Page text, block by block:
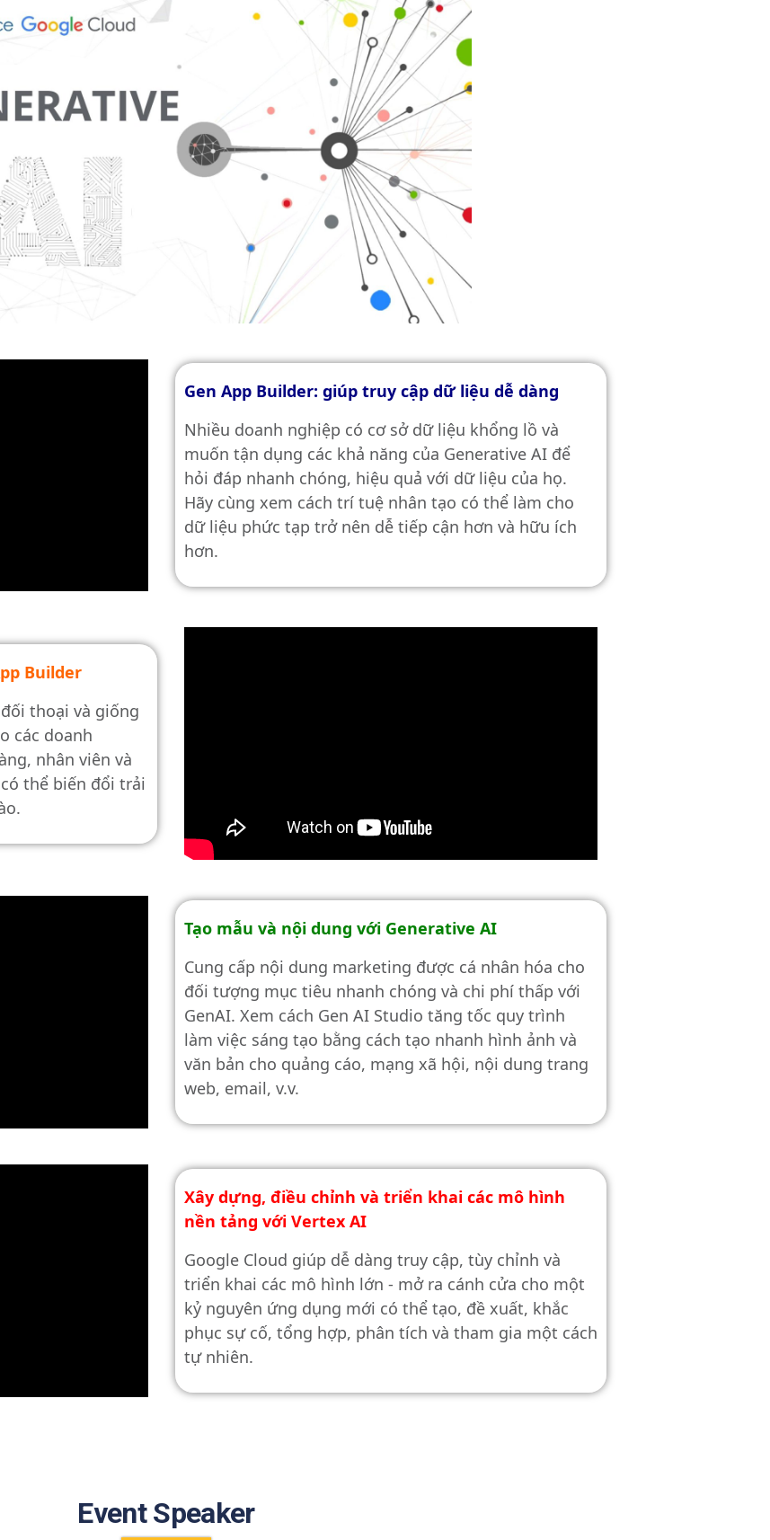
Gen App Builder: giúp truy cập dữ liệu dễ dàng
Nhiều doanh nghiệp có cơ sở dữ liệu khổng lồ và
muốn tận dụng các khả năng của Generative AI để
hỏi đáp nhanh chóng, hiệu quả với dữ liệu của họ.
Hãy cùng xem cách trí tuệ nhân tạo có thể làm cho
dữ liệu phức tạp trở nên dễ tiếp cận hơn và hữu ích
hơn.
Builder
thoại và giống
các doanh
nhân viên và
thể biến đổi trải
Tạo mẫu và nội dung với Generative AI
Cung cấp nội dung marketing được cá nhân hóa cho
đối tượng mục tiêu nhanh chóng và chi phí thấp với
GenAI. Xem cách Gen AI Studio tăng tốc quy trình
làm việc sáng tạo bằng cách tạo nhanh hình ảnh và
văn bản cho quảng cáo, mạng xã hội, nội dung trang
web, email, v.v.
Xây dựng, điều chỉnh và triển khai các mô hình
nền tảng với Vertex AI
Google Cloud giúp dễ dàng truy cập, tùy chỉnh và
triển khai các mô hình lớn - mở ra cánh cửa cho một
kỷ nguyên ứng dụng mới có thể tạo, đề xuất, khắc
phục sự cố, tổng hợp, phân tích và tham gia một cách
tự nhiên.
Event Speaker